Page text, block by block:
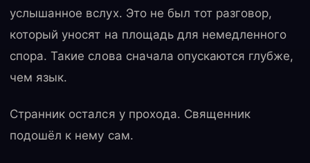
услышанное вслух. Это не был тот разговор,
который уносят на площадь для немедленного
спора. Такие слова сначала опускаются глубже,
чем язык.
Странник остался у прохода. Священник
подошёл к нему сам.